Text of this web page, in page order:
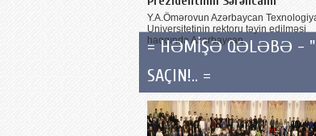
Y.A.Ömərovun Azərbaycan
Universitetinin rektoru təyin edilməsi
haqqında Azərbaycan
= HƏMİŞƏ QƏLƏBƏ -
SAÇIN!.. =